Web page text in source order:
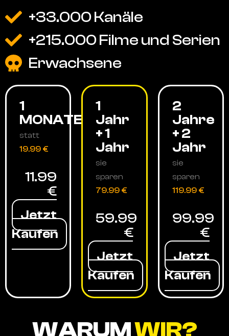
+33.000 Kanäle
+215.000 Filme und Serien
Erwachsene
1
MONATE
statt
19.99 €
11.99
€
Jetzt
Kaufen
1
Jahr
+ 1
Jahr
sie
sparen
79.99 €
59.99
€
Jetzt
Kaufen
2
Jahre
+ 2
Jahr
sie
sparen
119.99 €
99.99
€
Jetzt
Kaufen
WARUMWIR?